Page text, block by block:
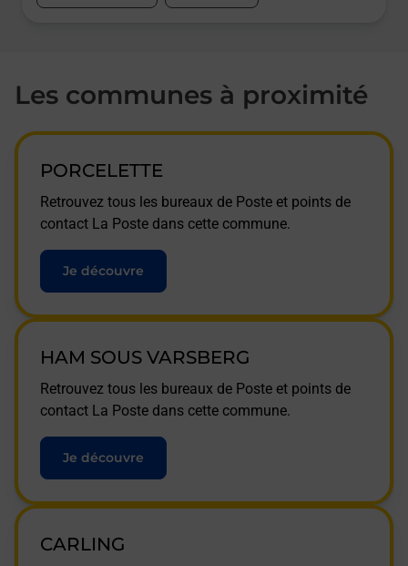
Les communes à proximité
PORCELETTE
Retrouvez tous les bureaux de Poste et points de
contact La Poste dans cette commune.
Je découvre
HAM SOUS VARSBERG
Retrouvez tous les bureaux de Poste et points de
contact La Poste dans cette commune.
Je découvre
CARLING